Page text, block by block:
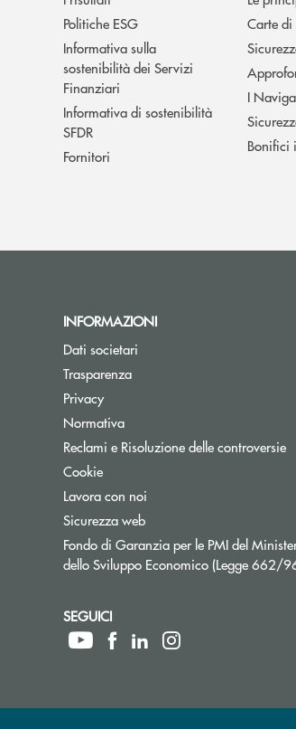
Politiche ESG
Informativa sulla
sostenibilità dei Servizi
Finanziari
Informativa di sostenibilità
SFDR
Fornitori
Carte
I
Bonifici
INFORMAZIONI
Dati societari
Trasparenza
Privacy
Normativa
Reclami e Risoluzione delle controversie
Cookie
Lavora con noi
Sicurezza web
Fondo di Garanzia per le PMI del
dello Sviluppo Economico (Legge 662/
SEGUICI